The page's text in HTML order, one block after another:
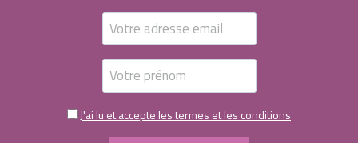
J'ai lu et accepte les termes et les conditions